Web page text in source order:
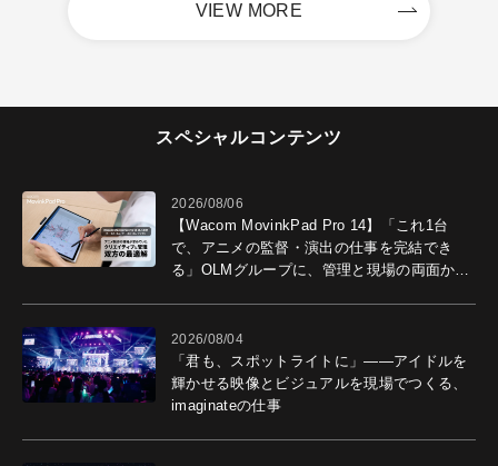
VIEW MORE
スペシャルコンテンツ
2026/08/06
【Wacom MovinkPad Pro 14】「これ1台
で、アニメの監督・演出の仕事を完結でき
る」OLMグループに、管理と現場の両面から
2026/08/04
「君も、スポットライトに」――アイドルを
輝かせる映像とビジュアルを現場でつくる、
imaginateの仕事